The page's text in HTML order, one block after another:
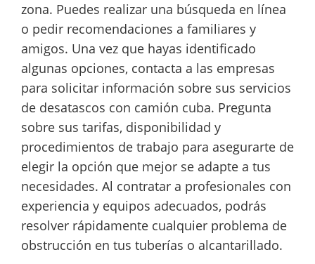
zona. Puedes realizar una búsqueda en línea
o pedir recomendaciones a familiares y
amigos. Una vez que hayas identificado
algunas opciones, contacta a las empresas
para solicitar información sobre sus servicios
de desatascos con camión cuba. Pregunta
sobre sus tarifas, disponibilidad y
procedimientos de trabajo para asegurarte de
elegir la opción que mejor se adapte a tus
necesidades. Al contratar a profesionales con
experiencia y equipos adecuados, podrás
resolver rápidamente cualquier problema de
obstrucción en tus tuberías o alcantarillado.